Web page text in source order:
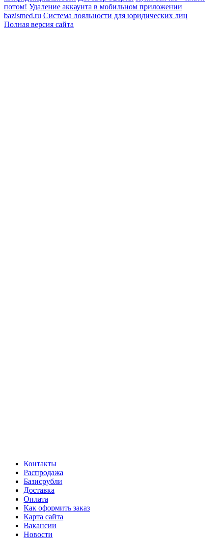
потом! Удаление аккаунта в мобильном приложении
bazismed.ru Система лояльности для юридических лиц
Полная версия сайта
Контакты
Распродажа
Базисрубли
Доставка
Оплата
Как оформить заказ
Карта сайта
Вакансии
Новости